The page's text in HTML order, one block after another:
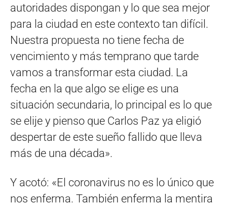
autoridades dispongan y lo que sea mejor
para la ciudad en este contexto tan difícil.
Nuestra propuesta no tiene fecha de
vencimiento y más temprano que tarde
vamos a transformar esta ciudad. La
fecha en la que algo se elige es una
situación secundaria, lo principal es lo que
se elije y pienso que Carlos Paz ya eligió
despertar de este sueño fallido que lleva
más de una década».
Y acotó: «El coronavirus no es lo único que
nos enferma. También enferma la mentira